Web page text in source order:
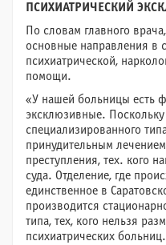
ПСИХИАТРИЧЕСКИЙ
По словам главного
основные направления в
психиатрической,
помощи.
«У нашей больницы есть
эксклюзивные.
специализированного
принудительным
преступления, тех. кого
суда. Отделение, где
единственное в
производится
типа, тех, кого нельзя
психиатрических